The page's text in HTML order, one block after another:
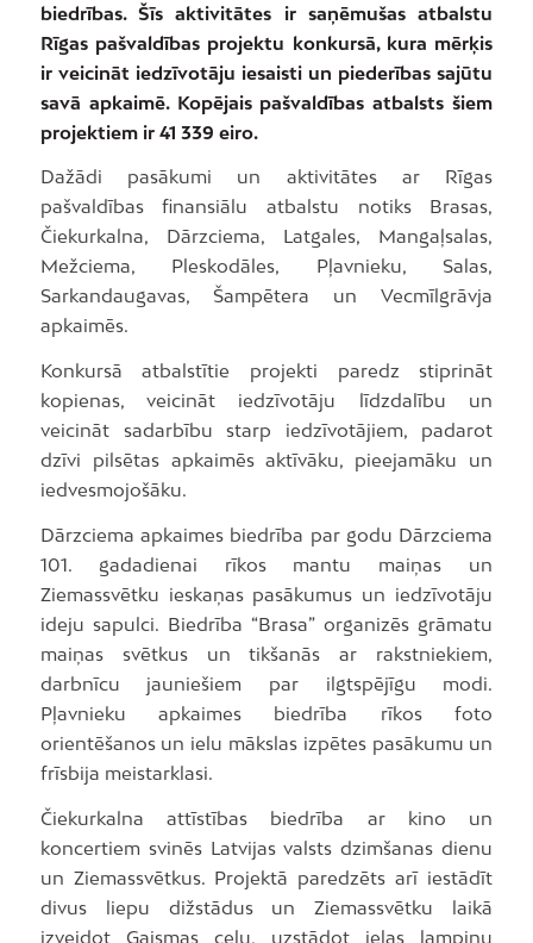
biedrības. Šīs aktivitātes ir saņēmušas atbalstu
Rīgas pašvaldības projektu konkursā, kura mērķis
ir veicināt iedzīvotāju iesaisti un piederības sajūtu
savā apkaimē. Kopējais pašvaldības atbalsts šiem
projektiem ir 41 339 eiro.
Dažādi pasākumi un aktivitātes ar Rīgas
pašvaldības finansiālu atbalstu notiks Brasas,
Čiekurkalna, Dārzciema, Latgales, Mangaļsalas,
Mežciema, Pleskodāles, Pļavnieku, Salas,
Sarkandaugavas, Šampētera un Vecmīlgrāvja
apkaimēs.
Konkursā atbalstītie projekti paredz stiprināt
kopienas, veicināt iedzīvotāju līdzdalību un
veicināt sadarbību starp iedzīvotājiem, padarot
dzīvi pilsētas apkaimēs aktīvāku, pieejamāku un
iedvesmojošāku.
Dārzciema apkaimes biedrība par godu Dārzciema
101. gadadienai rīkos mantu maiņas un
Ziemassvētku ieskaņas pasākumus un iedzīvotāju
ideju sapulci. Biedrība “Brasa” organizēs grāmatu
maiņas svētkus un tikšanās ar rakstniekiem,
darbnīcu jauniešiem par ilgtspējīgu modi.
Pļavnieku apkaimes biedrība rīkos foto
orientēšanos un ielu mākslas izpētes pasākumu un
frīsbija meistarklasi.
Čiekurkalna attīstības biedrība ar kino un
koncertiem svinēs Latvijas valsts dzimšanas dienu
un Ziemassvētkus. Projektā paredzēts arī iestādīt
divus liepu dižstādus un Ziemassvētku laikā
izveidot Gaismas ceļu, uzstādot ielas lampiņu